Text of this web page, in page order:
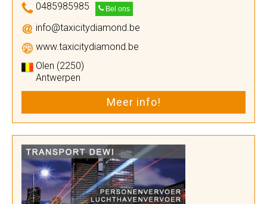
0485985985
Bel ons
info@taxicitydiamond.be
www.taxicitydiamond.be
Olen (2250)
Antwerpen
Meer info!